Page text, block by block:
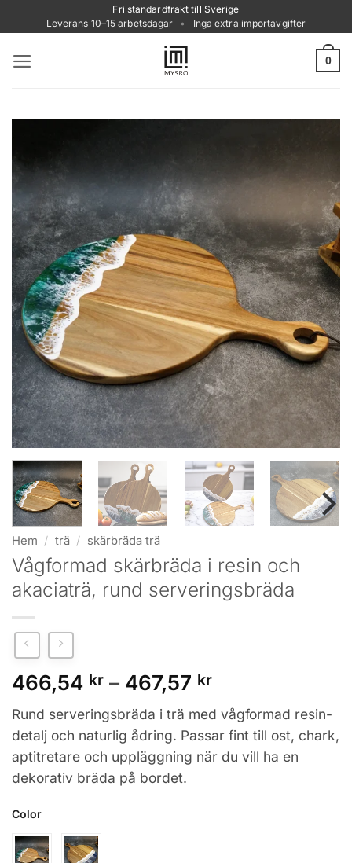
to
content
Fri standardfrakt till Sverige
Leverans 10–15 arbetsdagar
• Inga extra importavgifter
0
Hem / trä / skärbräda trä
Vågformad skärbräda i resin och
akaciaträ, rund serveringsbräda
466,54 kr – 467,57 krPrisintervall:
466,54 kr
till
467,57 kr
Rund serveringsbräda i trä med vågformad resin-
detalj och naturlig ådring. Passar fint till ost, chark,
aptitretare och uppläggning när du vill ha en
dekorativ bräda på bordet.
Color